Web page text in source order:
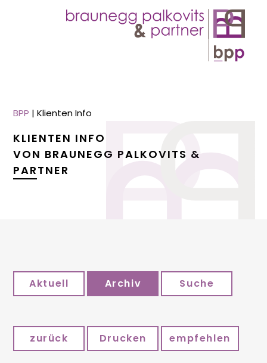
BPP |Klienten Info
KLIENTEN INFO
VON BRAUNEGG PALKOVITS &
PARTNER
Aktuell Archiv Suche
zurück Drucken empfehlen